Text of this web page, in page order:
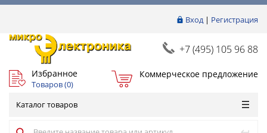
Вход| Регистрация
+7 (495) 105 96 88
Избранное
Товаров (0)
Коммерческое предложение
Каталог товаров